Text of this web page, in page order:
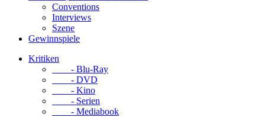
Conventions
Interviews
Szene
Gewinnspiele
Kritiken
- Blu-Ray
- DVD
- Kino
- Serien
- Mediabook